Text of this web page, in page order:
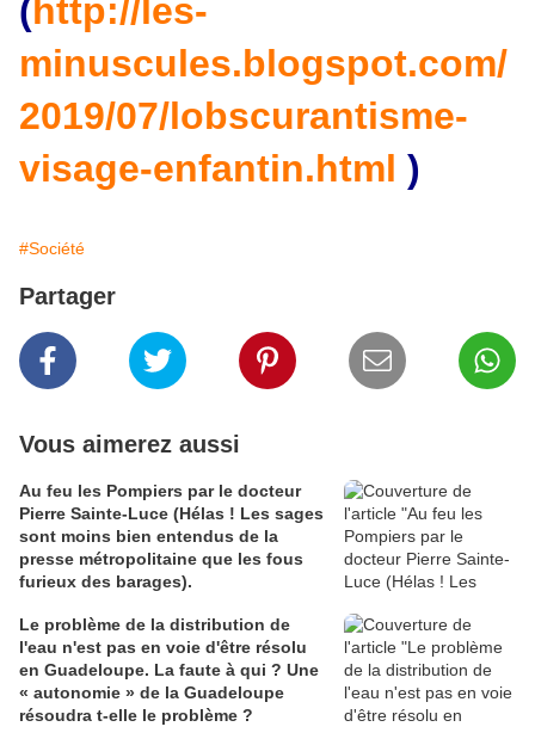
(http://les-
minuscules.blogspot.com/
2019/07/lobscurantisme-
visage-enfantin.html )
#Société
Partager
Vous aimerez aussi
Au feu les Pompiers par le docteur
Pierre Sainte-Luce (Hélas ! Les sages
sont moins bien entendus de la
presse métropolitaine que les fous
furieux des barages).
Le problème de la distribution de
l'eau n'est pas en voie d'être résolu
en Guadeloupe. La faute à qui ? Une
« autonomie » de la Guadeloupe
résoudra t-elle le problème ?